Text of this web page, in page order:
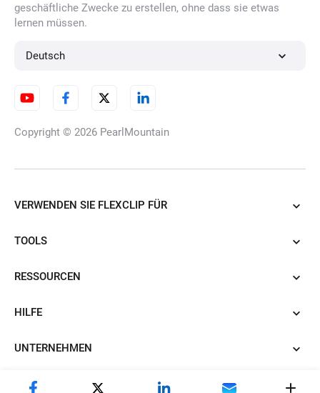
geschäftliche Zwecke zu erstellen, ohne dass sie etwas
lernen müssen.
Deutsch
Copyright © 2026 PearlMountain
VERWENDEN SIE FLEXCLIP FÜR
TOOLS
RESSOURCEN
HILFE
UNTERNEHMEN